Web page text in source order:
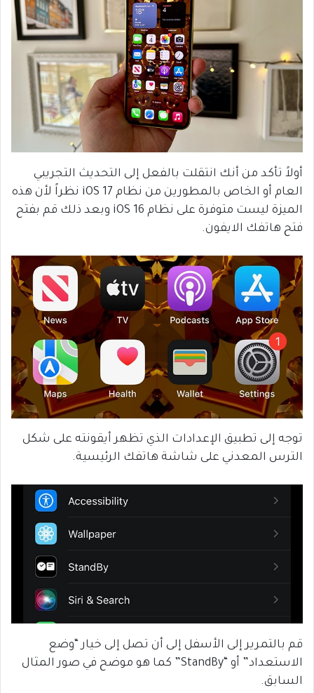
أولاً تأكد من أنك انتقلت بالفعل إلى التحديث التجريبي
العام أو الخاص بالمطورين من نظام iOS 17 نظراً لأن هذه
الميزة ليست متوفرة على نظام iOS 16 وبعد ذلك قم بفتح
فتح هاتفك الايفون.
توجه إلى تطبيق الإعدادات الذي تظهر أيقونته على شكل
الترس المعدني على شاشة هاتفك الرئيسية.
قم بالتمرير إلى الأسفل إلى أن تصل إلى خيار “وضع
الاستعداد” أو “StandBy” كما هو موضح في صور المثال
السابق.